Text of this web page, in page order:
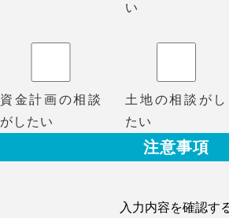
い
資金計画の相談
がしたい
土地の相談がし
たい
注意事項
入力内容を確認す